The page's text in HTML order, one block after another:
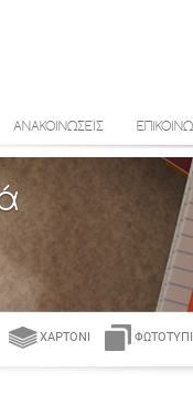
ΑΝΑΚΟΙΝΩΣΕΙΣ
ΧΑΡΤΌΝΙ